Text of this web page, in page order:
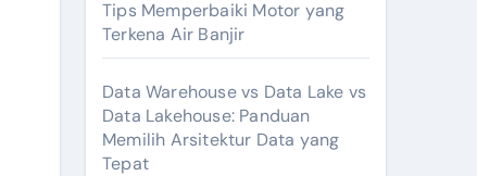
Tips Memperbaiki Motor yang
Terkena Air Banjir
Data Warehouse vs Data Lake vs
Data Lakehouse: Panduan
Memilih Arsitektur Data yang
Tepat